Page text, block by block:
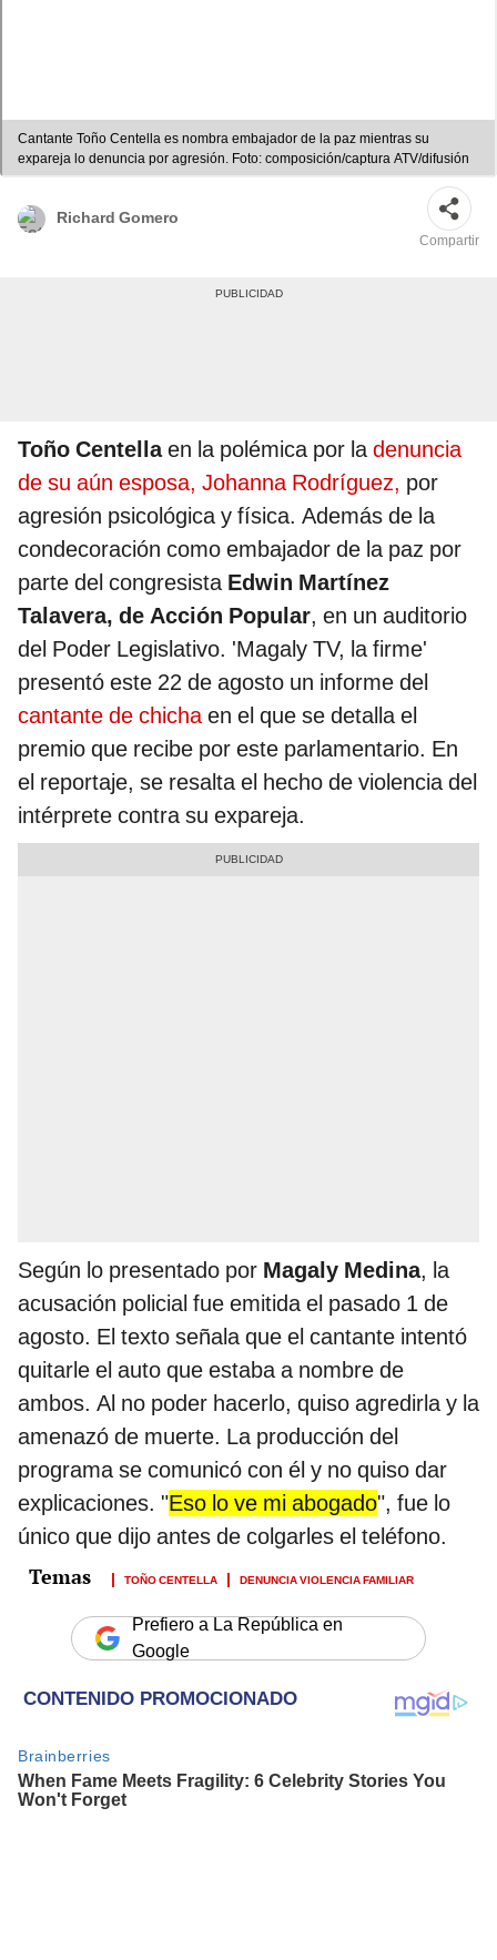
Cantante Toño Centella es nombra embajador de la paz mientras su
expareja lo denuncia por agresión. Foto: composición/captura ATV/difusión
Richard Gomero
Compartir
Toño Centellaen la polémica por ladenuncia
de su aún esposa, Johanna Rodríguez, por
agresión psicológica y física. Además de la
condecoración como embajador de la paz por
parte del congresista Edwin Martínez
Talavera, de Acción Popular, en un auditorio
del Poder Legislativo. 'Magaly TV, la firme'
presentó este 22 de agosto un informe del
cantante de chichaen el que se detalla el
premio que recibe por este parlamentario. En
el reportaje, se resalta el hecho de violencia del
intérprete contra su expareja.
Según lo presentado por Magaly Medina, la
acusación policial fue emitida el pasado 1 de
agosto. El texto señala que el cantante intentó
quitarle el auto que estaba a nombre de
ambos. Al no poder hacerlo, quiso agredirla y la
amenazó de muerte. La producción del
programa se comunicó con él y no quiso dar
explicaciones. "Eso lo ve mi abogado", fue lo
único que dijo antes de colgarles el teléfono.
TOÑO CENTELLA DENUNCIA VIOLENCIA FAMILIAR
Prefiero a La República en
Google